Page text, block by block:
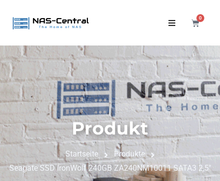
0
Produkt
Startseite
Produkte
Seagate SSD IronWolf 240GB ZA240NM10011 SATA3 2,5″